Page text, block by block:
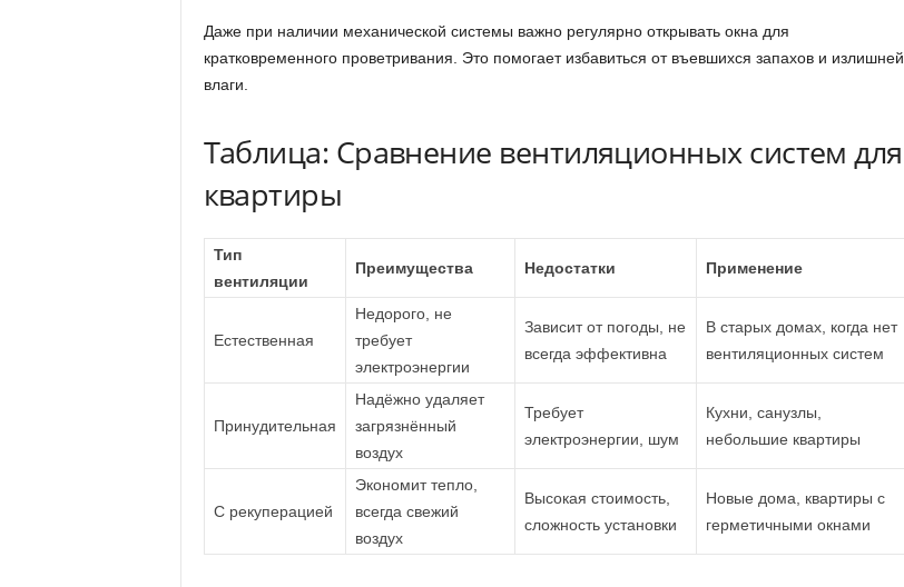
Даже при наличии механической системы важно регулярно открывать окна для
кратковременного проветривания. Это помогает избавиться от въевшихся запахов и излишней
влаги.
Таблица: Сравнение вентиляционных систем для
квартиры
Тип
вентиляции
Преимущества Недостатки Применение
Естественная
Недорого, не
требует
электроэнергии
Зависит от погоды, не
всегда эффективна
В старых домах, когда нет
вентиляционных систем
Принудительная
Надёжно удаляет
загрязнённый
воздух
Требует
электроэнергии, шум
Кухни, санузлы,
небольшие квартиры
С рекуперацией
Экономит тепло,
всегда свежий
воздух
Высокая стоимость,
сложность установки
Новые дома, квартиры с
герметичными окнами